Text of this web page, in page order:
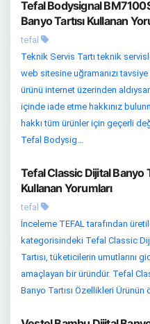
Tefal Bodysignal
Banyo Tartısı Kullanan
tefal
Teknik Servis Tartı teknik
web sitesine uğramanızı
ürünü internet üzerinden
içinde iade etme hakkınız
hakkı tüm ürünler için geçerli
Tefal Bodysig...
Tefal Classic Dijital Banyo
Kullanan Yorumları
tefal
İnceleme TEFAL tarafından
kategorisindeki Tefal Classic
Tartısı, tüketicilerin umutlarını
amaçlayan bir üründür. Tefal
Banyo Tartısı Özellikleri Ürünün